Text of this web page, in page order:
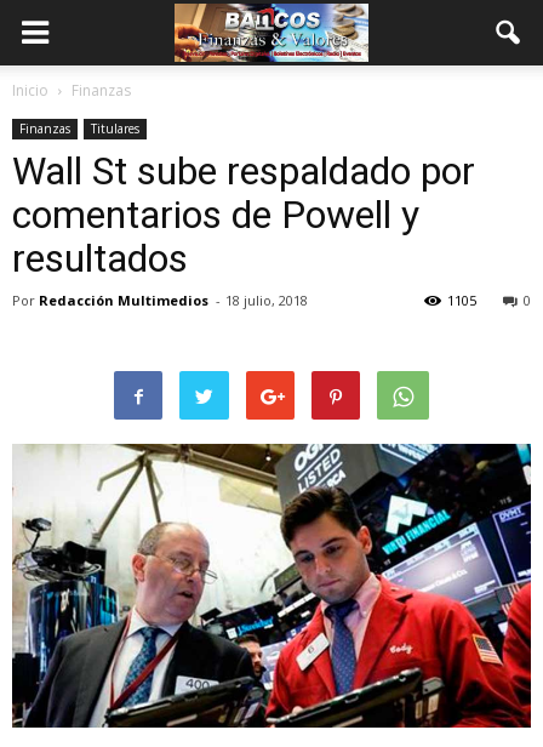
Inicio Finanzas
Finanzas Titulares
Wall St sube respaldado por
comentarios de Powell y
resultados
Por Redacción Multimedios - 18 julio, 2018 0
1105